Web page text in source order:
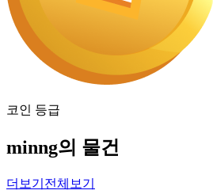
코인 등급
minng의 물건
더보기 전체보기